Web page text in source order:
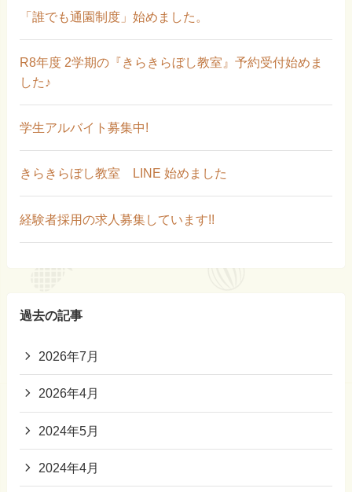
「誰でも通園制度」始めました。
R8年度 2学期の『きらきらぼし教室』予約受付始めま
した♪
学生アルバイト募集中!
きらきらぼし教室 LINE 始めました
経験者採用の求人募集しています!!
過去の記事
2026年7月
2026年4月
2024年5月
2024年4月